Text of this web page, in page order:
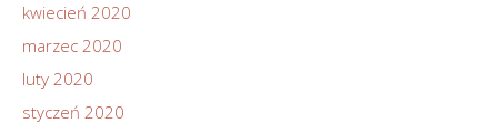
kwiecień 2020
marzec 2020
luty 2020
styczeń 2020